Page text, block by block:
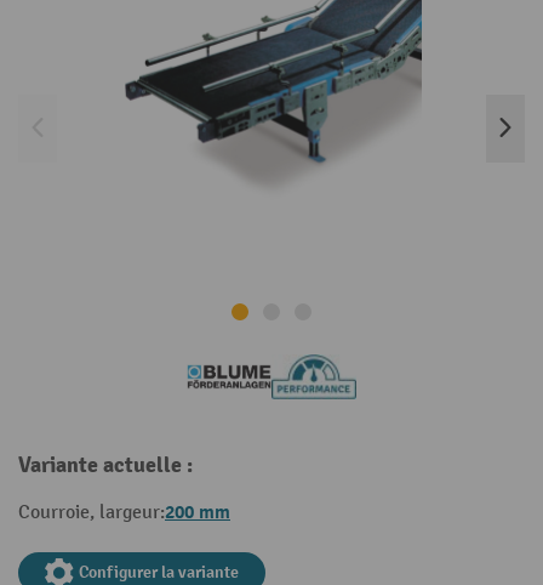
Variante actuelle :
Courroie, largeur:200 mm
Configurer la variante